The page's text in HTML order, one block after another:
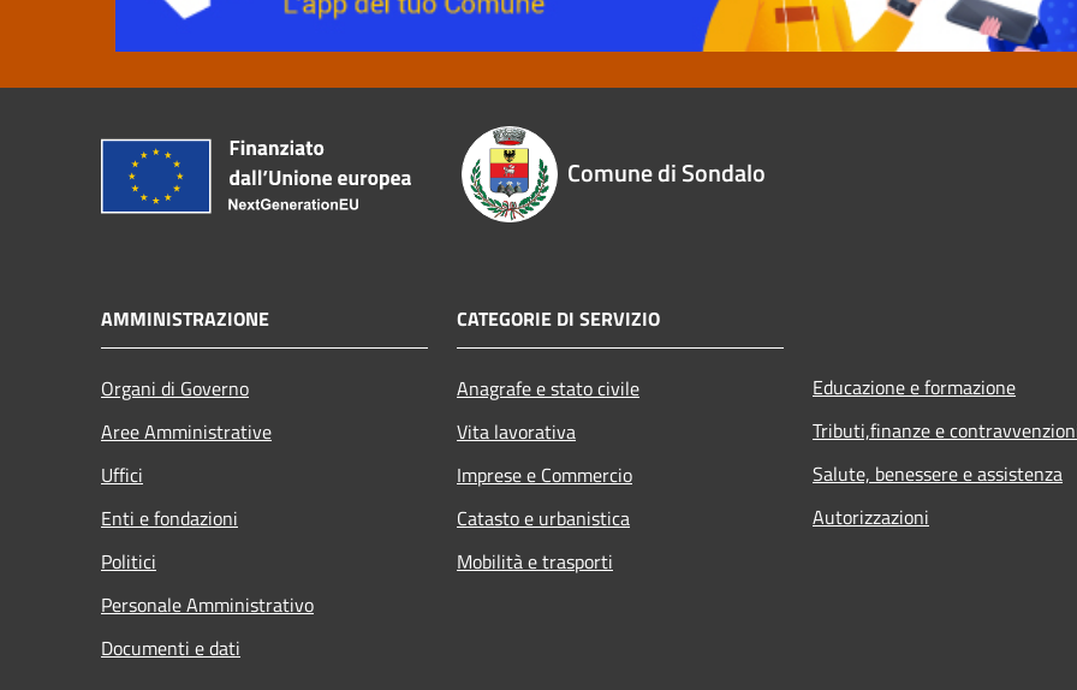
Comune di Sondalo
AMMINISTRAZIONE
Organi di Governo
Aree Amministrative
Uffici
Enti e fondazioni
Politici
Personale Amministrativo
Documenti e dati
CATEGORIE DI SERVIZIO
Anagrafe e stato civile
Vita lavorativa
Imprese e Commercio
Catasto e urbanistica
Mobilità e trasporti
Educazione e formazione
Tributi,finanze e
Salute, benessere e assistenza
Autorizzazioni